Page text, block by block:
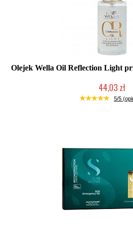
Olejek Wella Oil Reflection Light
44,03 zł
Mała ilość (wysyłka
5/5